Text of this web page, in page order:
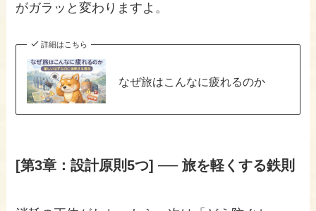
がガラッと変わりますよ。
詳細はこちら
なぜ旅はこんなに疲れるのか
[第3章：設計原則5つ] ── 旅を軽くする鉄則